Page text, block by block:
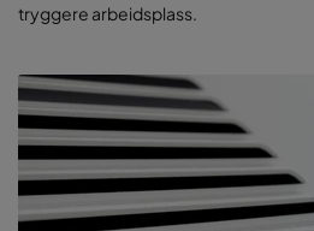
tryggere arbeidsplass.